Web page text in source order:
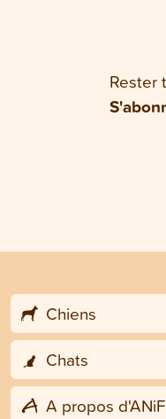
Rester
Chiens
Chats
A propos